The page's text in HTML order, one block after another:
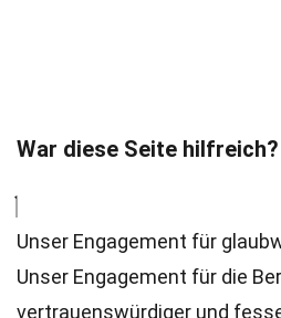
War diese Seite hilfreich?
Unser Engagement für
Unser Engagement für die
vertrauenswürdiger und